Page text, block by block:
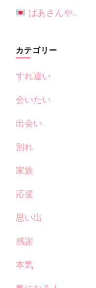
ばあさんや...
カテゴリー
すれ違い
会いたい
出会い
別れ
家族
応援
思い出
感謝
本気